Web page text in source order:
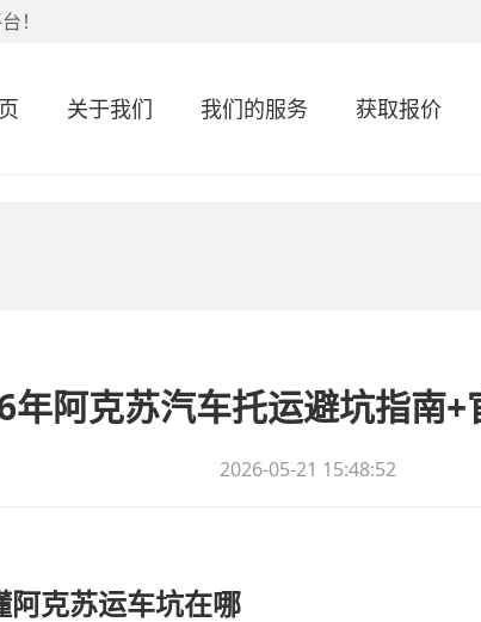
！
关于我们 我们的服务 获取报价
年阿克苏汽车托运避坑指南+
2026-05-21 15:48:52
阿克苏运车坑在哪